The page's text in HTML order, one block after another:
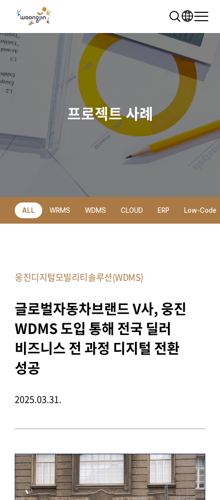
추천 검색어
WDMS
모빌리티 클라우드
프로젝트 사례
ALL WRMS WDMS CLOUD ERP Low-Code
웅진디지털모빌리티솔루션(WDMS)
글로벌자동차브랜드 V사, 웅진
WDMS 도입 통해 전국 딜러
비즈니스 전 과정 디지털 전환
성공
2025.03.31.